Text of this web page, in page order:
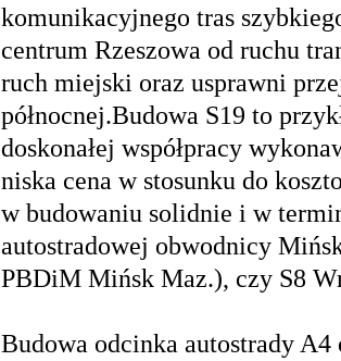
komunikacyjnego tras
centrum Rzeszowa od ruchu
ruch miejski oraz usprawni
północnej.Budowa S19 to
doskonałej współpracy
niska cena w stosunku do
w budowaniu solidnie i w
autostradowej obwodnicy
PBDiM Mińsk Maz.), czy S8
Budowa odcinka autostrady A4